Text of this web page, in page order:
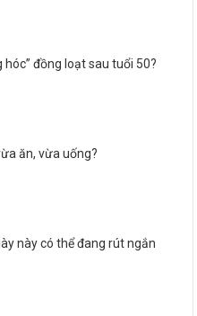
hóc” đồng loạt sau tuổi 50?
ăn, vừa uống?
này có thể đang rút ngắn